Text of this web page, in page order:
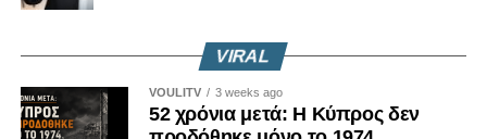
δήλωσε ότι η χώρα του βρίσκεται σε «επίμονες
τη διατήρηση ισραηλινών στρατευμάτων σε περιοχή που
εκτείνεται σε βάθος έως και δέκα χιλιομέτρων εντός του
νότιου Λιβάνου.
VIRAL
VOULITV 3 weeks ago
52 χρόνια μετά: Η Κύπρος δεν